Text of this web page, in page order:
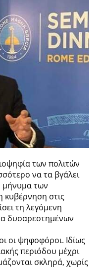
των πολιτών
να τα βγάλει
μήνυμα των
κυβέρνηση στις
τη λεγόμενη
δυσαρεστημένων
οι ψηφοφόροι. Ιδίως
περιόδου μέχρι
σκληρά, χωρίς